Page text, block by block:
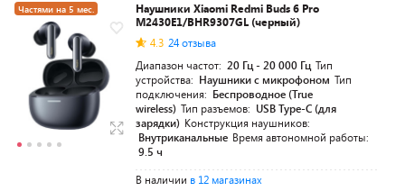
Частями на 5 мес.
Рекомендуем
Наушники Xiaomi Redmi Buds 6 Pro
M2430E1/BHR9307GL (черный)
4.3 24 отзыва
Диапазон частот: 20 Гц - 20 000 Гц Тип
устройства: Наушники с микрофоном Тип
подключения: Беспроводное (True
wireless) Тип разъемов: USB Type-C (для
зарядки) Конструкция наушников:
Внутриканальные Время автономной работы:
9.5 ч
В наличии в 12 магазинах